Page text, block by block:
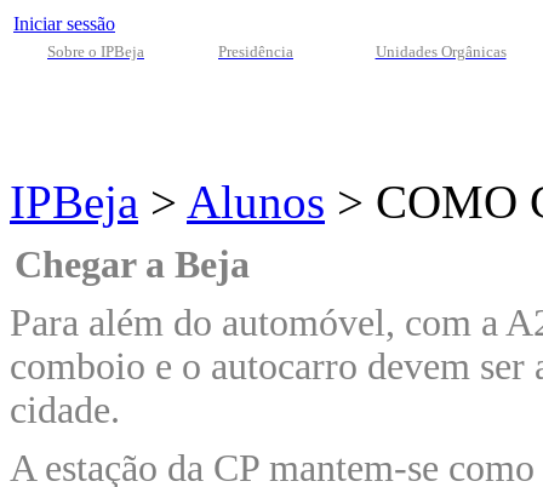
Iniciar sessão
Sobre o IPBeja Presidência Unidades Orgânicas
IPBeja > Alunos > COMO
Chegar a Beja
Para além do automóvel, com a
comboio e o autocarro devem ser
cidade.
A estação da CP mantem-se